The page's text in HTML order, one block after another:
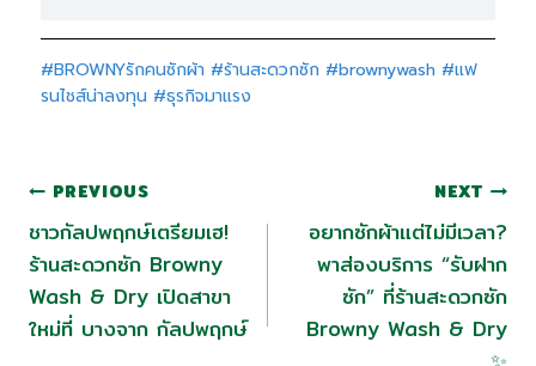
#BROWNYรักคนซักผ้า #ร้านสะดวกซัก #brownywash #แฟ
รนไชส์น่าลงทุน #ธุรกิจมาแรง
PREVIOUS
ชาวกัลปพฤกษ์เตรียมเฮ!
ร้านสะดวกซัก Browny
Wash & Dry เปิดสาขา
ใหม่ที่ บางจาก กัลปพฤกษ์
NEXT
อยากซักผ้าแต่ไม่มีเวลา?
พาส่องบริการ “รับฝาก
ซัก” ที่ร้านสะดวกซัก
Browny Wash & Dry